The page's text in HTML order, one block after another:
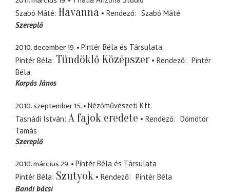
Szabó Máté Havanna Rendező
Szabó Máté
Szereplő
2010. december 19.
Pintér Béla és Társulata
Pintér Béla Tündöklő Középszer Rendező
Pintér
Béla
Korpás János
2010. szeptember 15.
Nézőművészeti Kft.
Tasnádi István A fajok eredete Rendező
Dömötör
Tamás
Szereplő
2010. március 29.
Pintér Béla és Társulata
Pintér Béla Szutyok Rendező
Pintér Béla
Bandi bácsi